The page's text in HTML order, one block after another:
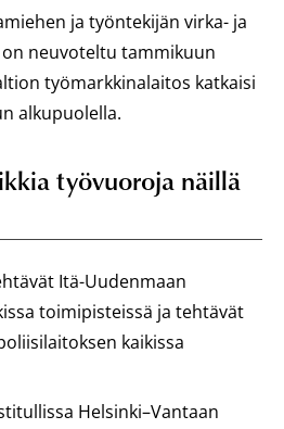
ja työntekijän virka- ja
neuvoteltu tammikuun
työmarkkinalaitos katkaisi
alkupuolella.
työvuoroja näillä
Itä-Uudenmaan
toimipisteissä ja tehtävät
kaikissa
Helsinki–Vantaan